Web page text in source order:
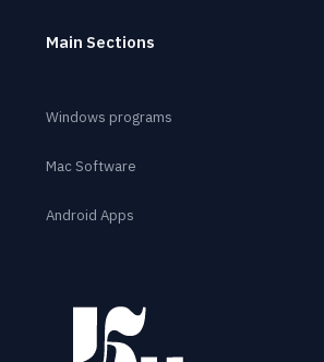
Main Sections
Windows programs
Mac Software
Android Apps